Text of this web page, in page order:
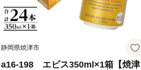
静岡県焼津市
a16-198 エビス350ml×1箱【焼津